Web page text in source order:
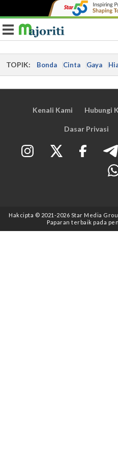
Toggle navigation
TOPIK: Bonda Cinta Gaya
Kenali Kami Hubungi
Dasar Privasi
Hakcipta © 2021 -2026 Star Media
Paparan terbaik pada